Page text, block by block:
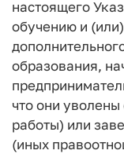
настоящего
обучению и
образования,
что они
работы) или
(иных